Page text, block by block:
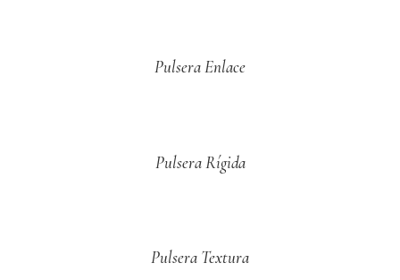
Pulsera Enlace
Pulsera Rígida
Pulsera Textura